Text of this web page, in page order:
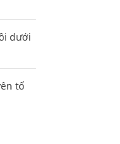
dưới
tố